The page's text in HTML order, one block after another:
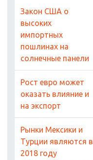
Закон США о
высоких
импортных
пошлинах на
солнечные панели
Рост евро может
оказать влияние и
на экспорт
Рынки Мексики и
Турции являются в
2018 году